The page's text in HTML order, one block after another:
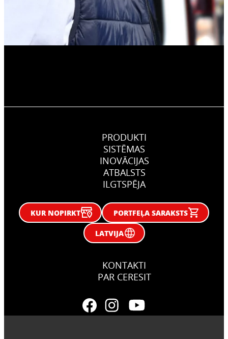
PRODUKTI
SISTĒMAS
INOVĀCIJAS
ATBALSTS
ILGTSPĒJA
KUR NOPIRKT
PORTFEĻA SARAKSTS
LATVIJA
KONTAKTI
PAR CERESIT